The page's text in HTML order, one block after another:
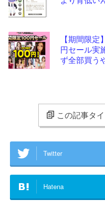
【期間限
円セール実
ず全部買う
この記事タ
Twitter
Hatena